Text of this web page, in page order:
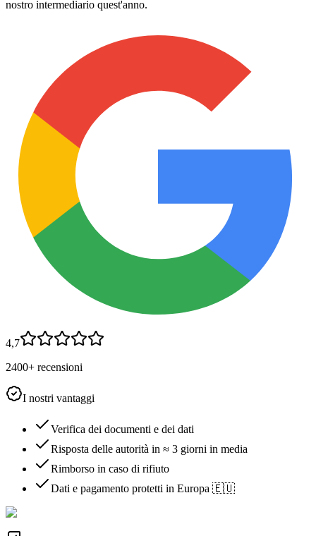
nostro intermediario quest'anno.
4,7
2400+ recensioni
I nostri vantaggi
Verifica dei documenti e dei dati
Risposta delle autorità in ≈ 3 giorni in media
Rimborso in caso di rifiuto
Dati e pagamento protetti in Europa 🇪🇺